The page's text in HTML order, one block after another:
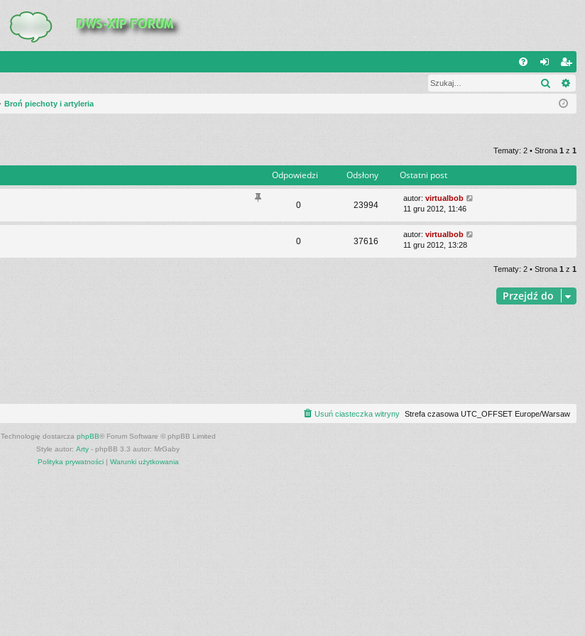
al
si
ę
ar
ej
tru
j
si
Szukaj
Broń piechoty i artyleria
Tematy: 2 • Strona 1 z 1
Odpowiedzi Odsłony Ostatni post
0 23994
autor: virtualbob
11 gru 2012, 11:46
0 37616
autor: virtualbob
11 gru 2012, 13:28
Tematy: 2 • Strona 1 z 1
Przejdź do
Strefa czasowa UTC_OFFSET Europe/Warsaw
Usuń ciasteczka witryny
Technologię dostarcza phpBB® Forum Software © phpBB Limited
Style autor: Arty - phpBB 3.3 autor: MrGaby
Polityka prywatności| Warunki użytkowania